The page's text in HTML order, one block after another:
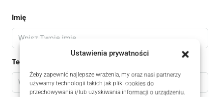
Ustawienia prywatności
Żeby zapewnić najlepsze wrażenia, my oraz nasi partnerzy
używamy technologii takich jak pliki cookies do
przechowywania i/lub uzyskiwania informacji o urządzeniu.
Imię
Telefon